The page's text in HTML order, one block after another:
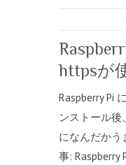
httpsが
Raspberry Pi
ンストール
になんだかう
事: Raspberry